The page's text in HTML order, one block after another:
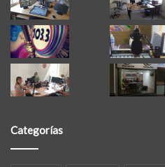
Categorías